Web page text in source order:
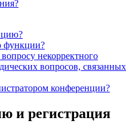
функции?
некорректного
вопросов, связанных
конференции?
и регистрация